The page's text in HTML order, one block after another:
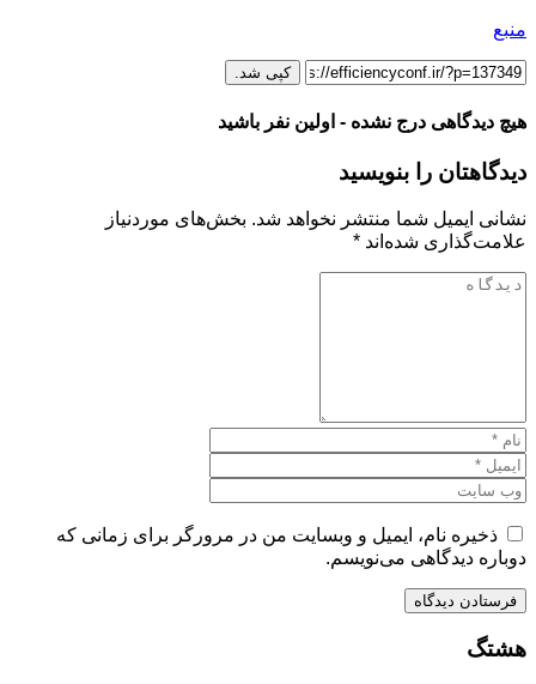
منبع
کپی شد.
هیچ دیدگاهی درج نشده - اولین نفر باشید
دیدگاهتان را بنویسید
نشانی ایمیل شما منتشر نخواهد شد. بخش‌های موردنیاز
علامت‌گذاری شده‌اند *
ذخیره نام، ایمیل و وبسایت من در مرورگر برای زمانی که
دوباره دیدگاهی می‌نویسم.
هشتگ